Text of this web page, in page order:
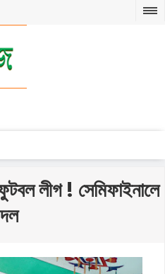
লীগ ! সেমিফাইনালে